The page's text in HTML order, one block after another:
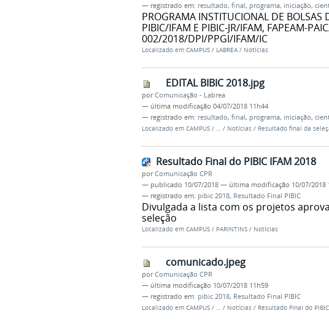
— registrado em: resultado, final, programa, iniciação,
PROGRAMA INSTITUCIONAL DE BOLSAS
PIBIC/IFAM E PIBIC-JR/IFAM, FAPEAM-
002/2018/DPI/PPGI/IFAM/IC
Localizado em CAMPUS / LABREA / Notícias
EDITAL BIBIC 2018.jpg
porComunicação - Labrea
— última modificação 04/07/2018 11h44
— registrado em: resultado, final, programa, iniciação,
Localizado em CAMPUS / … / Notícias / Resultado final da
Resultado Final do PIBIC IFAM 2018
porComunicação CPR
— publicado 10/07/2018 — última modificação 10/07/2018
— registrado em: pibic 2018, Resultado Final PIBIC
Divulgada a lista com os projetos
seleção
Localizado em CAMPUS / PARINTINS / Notícias
comunicado.jpeg
porComunicação CPR
— última modificação 10/07/2018 11h59
— registrado em: pibic 2018, Resultado Final PIBIC
Localizado em CAMPUS / / Notícias / Resultado Final do